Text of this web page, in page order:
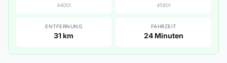
44001 45801
ENTFERNUNG
31 km
FAHRZEIT
24 Minuten